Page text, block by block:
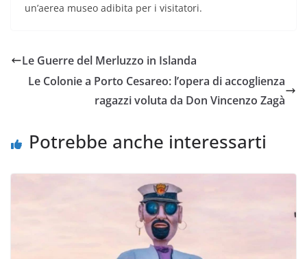
un’aerea museo adibita per i visitatori.
Le Guerre del Merluzzo in Islanda
Le Colonie a Porto Cesareo: l’opera di accoglienza
ragazzi voluta da Don Vincenzo Zagà
Potrebbe anche interessarti